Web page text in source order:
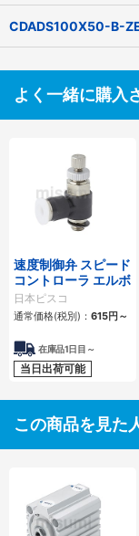
CDADS100X50-B-
よく一緒に購入
速度制御弁 スピード
コントローラ エルボ
日本ピスコ
通常価格(税別)： 615円 ～
在庫品1日目～
当日出荷可能
この商品を見た